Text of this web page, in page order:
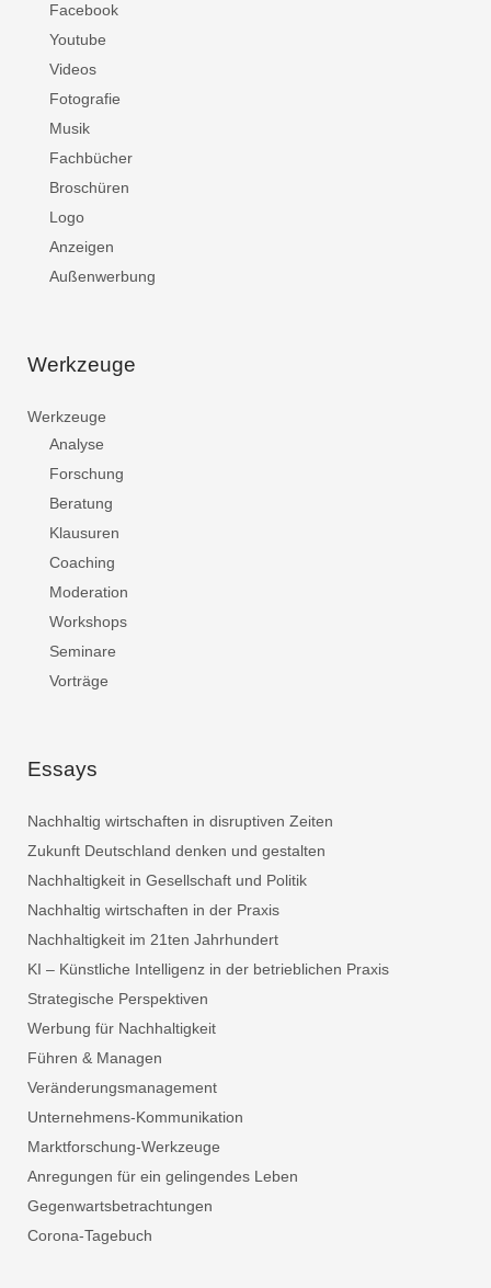
Facebook
Youtube
Videos
Fotografie
Musik
Fachbücher
Broschüren
Logo
Anzeigen
Außenwerbung
Werkzeuge
Werkzeuge
Analyse
Forschung
Beratung
Klausuren
Coaching
Moderation
Workshops
Seminare
Vorträge
Essays
Nachhaltig wirtschaften in disruptiven Zeiten
Zukunft Deutschland denken und gestalten
Nachhaltigkeit in Gesellschaft und Politik
Nachhaltig wirtschaften in der Praxis
Nachhaltigkeit im 21ten Jahrhundert
KI – Künstliche Intelligenz in der betrieblichen Praxis
Strategische Perspektiven
Werbung für Nachhaltigkeit
Führen & Managen
Veränderungsmanagement
Unternehmens-Kommunikation
Marktforschung-Werkzeuge
Anregungen für ein gelingendes Leben
Gegenwartsbetrachtungen
Corona-Tagebuch